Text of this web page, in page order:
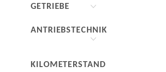
GETRIEBE
ANTRIEBSTECHNIK
KILOMETERSTAND